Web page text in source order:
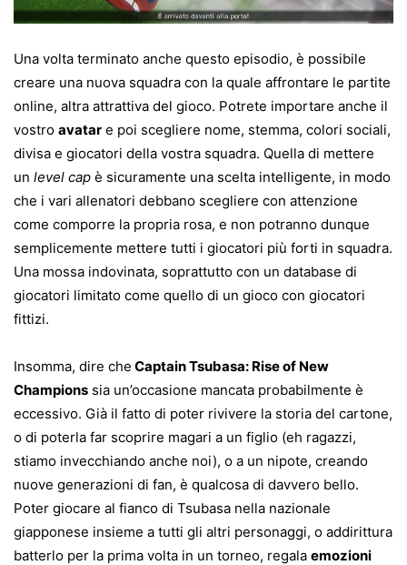
Una volta terminato anche questo episodio, è possibile
creare una nuova squadra con la quale affrontare le partite
online, altra attrattiva del gioco. Potrete importare anche il
vostro avatar e poi scegliere nome, stemma, colori sociali,
divisa e giocatori della vostra squadra. Quella di mettere
un level cap è sicuramente una scelta intelligente, in modo
che i vari allenatori debbano scegliere con attenzione
come comporre la propria rosa, e non potranno dunque
semplicemente mettere tutti i giocatori più forti in squadra.
Una mossa indovinata, soprattutto con un database di
giocatori limitato come quello di un gioco con giocatori
fittizi.
Insomma, dire che Captain Tsubasa: Rise of New
Champions sia un’occasione mancata probabilmente è
eccessivo. Già il fatto di poter rivivere la storia del cartone,
o di poterla far scoprire magari a un figlio (eh ragazzi,
stiamo invecchiando anche noi), o a un nipote, creando
nuove generazioni di fan, è qualcosa di davvero bello.
Poter giocare al fianco di Tsubasa nella nazionale
giapponese insieme a tutti gli altri personaggi, o addirittura
batterlo per la prima volta in un torneo, regala emozioni